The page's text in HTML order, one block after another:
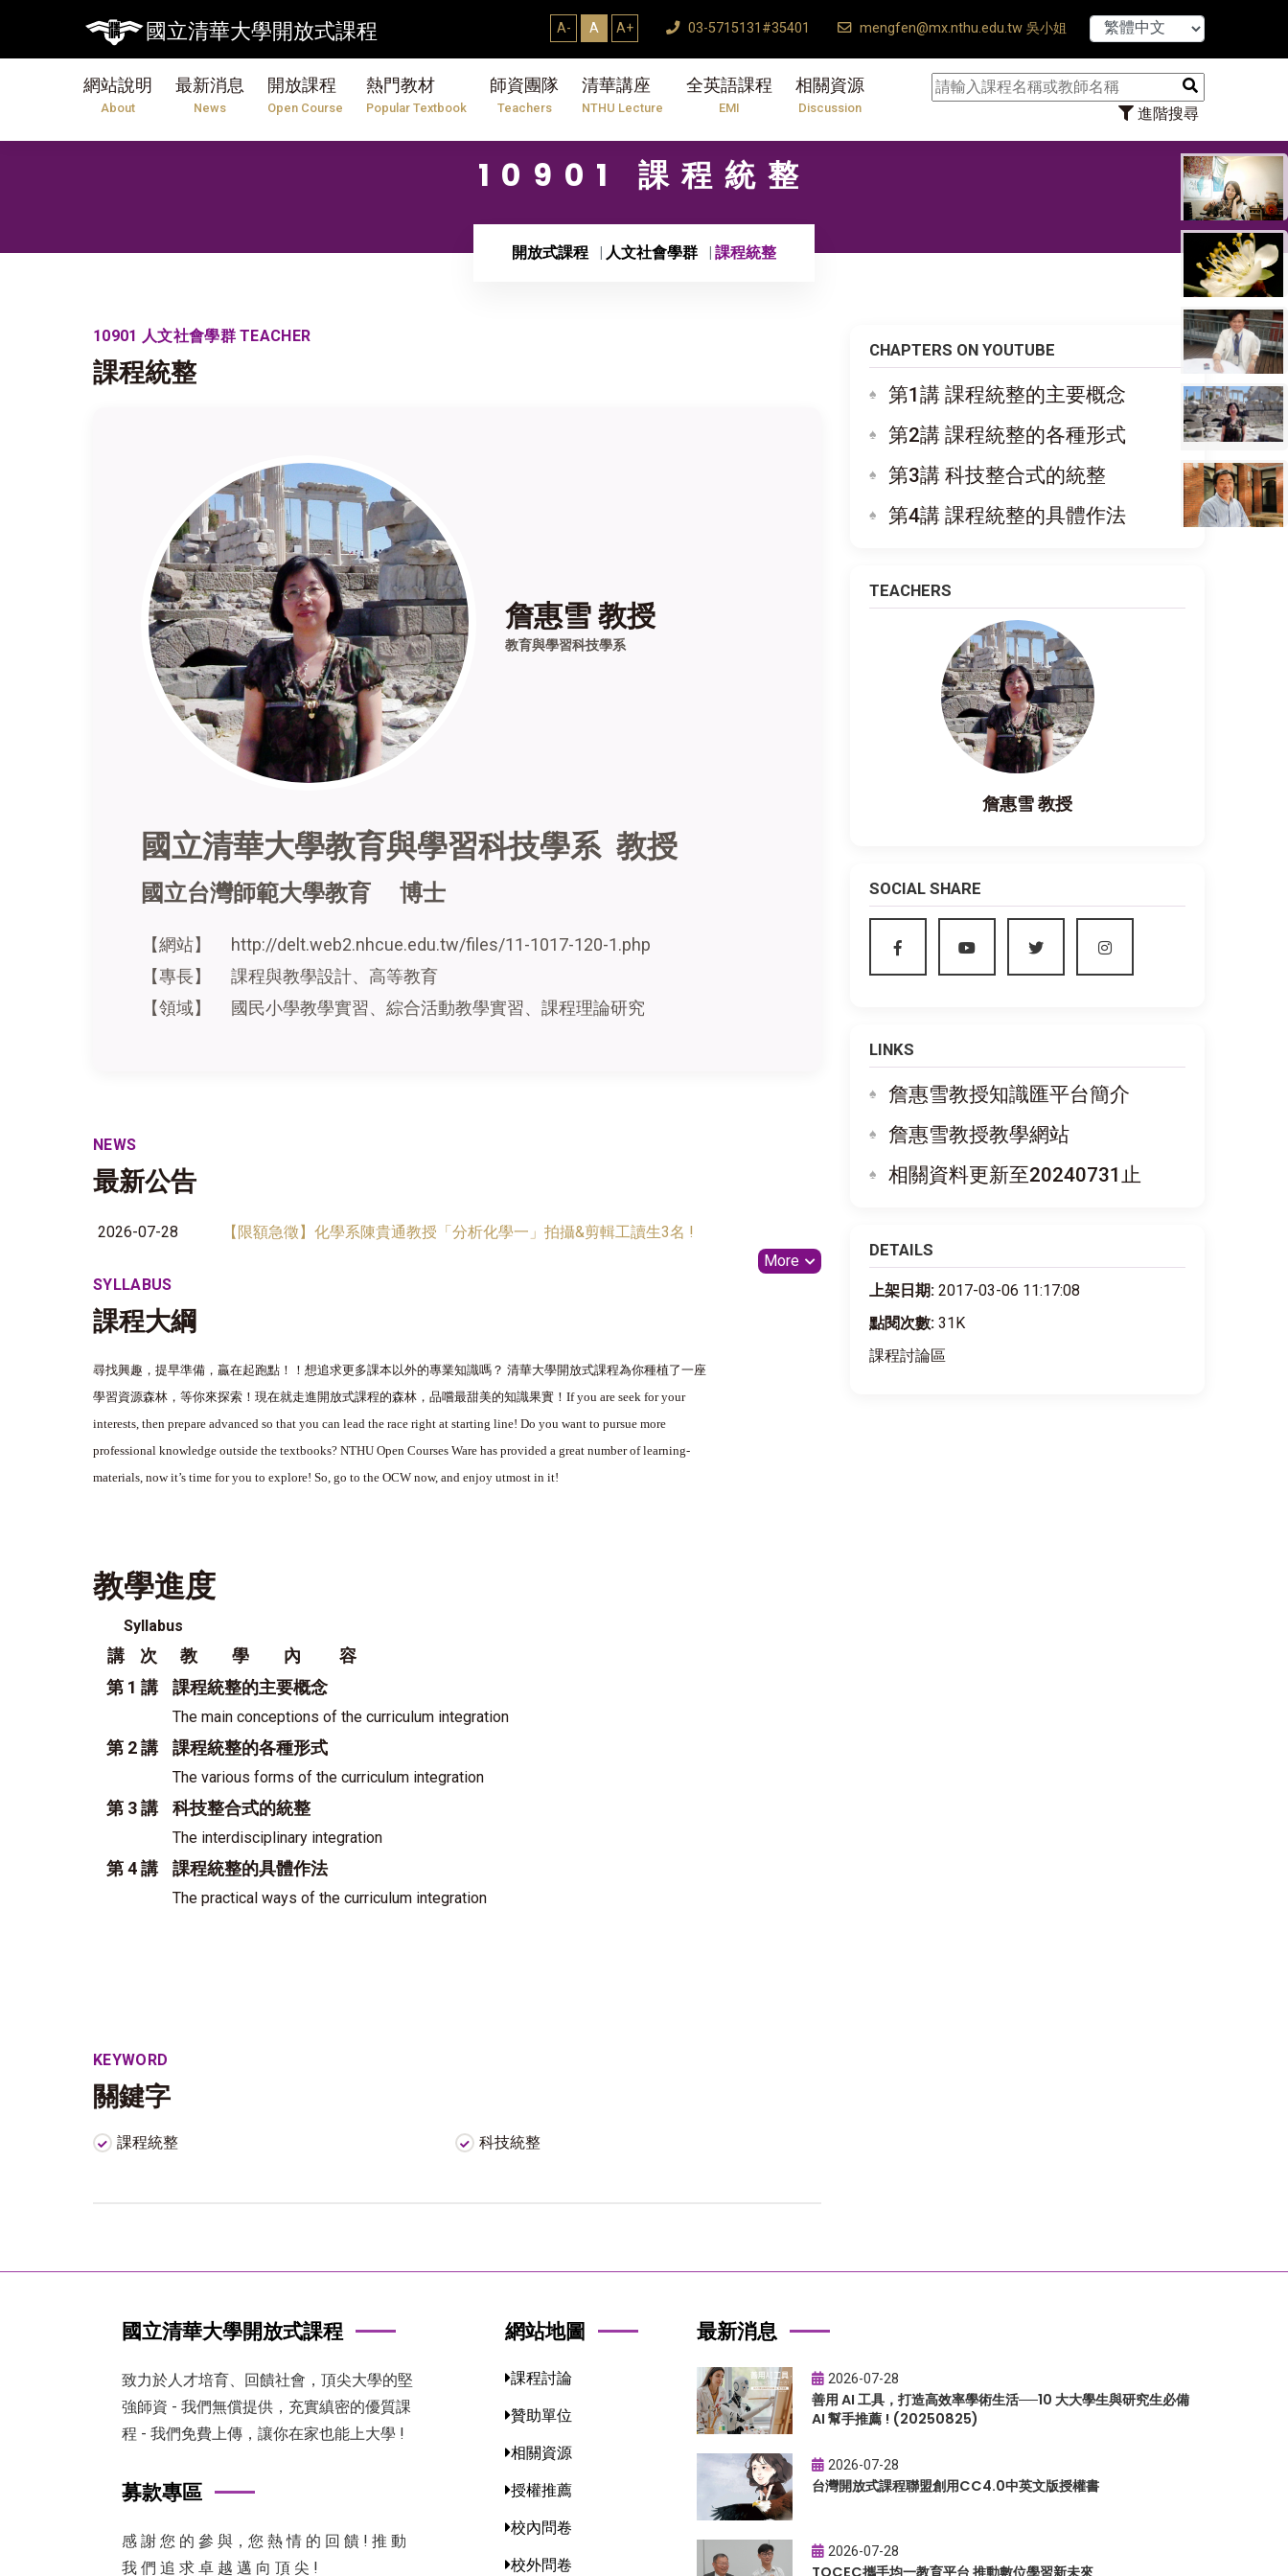
國立清華大學開放式課程 A- A A+ 03-5715131#35401 mengfen@mx.nthu.edu.tw 吳小姐
網站說明
About
最新消息
News
開放課程
Open Course
熱門教材
Popular Textbook
師資團隊
Teachers
清華講座
NTHU Lecture
全英語課程
EMI
相關資源
Discussion 進階搜尋
【7/31】114學
10901 課程統整
開放式課程 人文社會學群 課程統整
10901 人文社會學群 TEACHER
課程統整
詹惠雪 教授
教育與學習科技學系
國立清華大學教育與學習科技學系 教授
國立台灣師範大學教育 博士
【網站】 http://delt.web2.nhcue.edu.tw/files/11-1017-120-1.php
【專長】
課程與教學設計、高等教育
【領域】
國民小學教學實習、綜合活動教學實習、課程理論研究
NEWS
最新公告
2026-07-28
【限額急徵】化學系陳貴通教授「分析化學一」拍攝&剪輯工讀生3名 !
More
SYLLABUS
課程大綱
尋找興趣，提早準備，贏在起跑點！！想追求更多課本以外的專業知識嗎？ 清華大學開放式課程為你種植了一座
學習資源森林，等你來探索！現在就走進開放式課程的森林，品嚐最甜美的知識果實！ If you are seek for your
interests, then prepare advanced so that you can lead the race right at starting line! Do you want to pursue more
professional knowledge outside the textbooks? NTHU Open Courses Ware has provided a great number of learning-
materials, now it’s time for you to explore! So, go to the OCW now, and enjoy utmost in it!
教學進度
Syllabus
講 次
教 學 內 容
第 1 講
課程統整的主要概念
The main conceptions of the curriculum integration
第 2 講 課程統整的各種形式
The various forms of the curriculum integration
第 3 講 科技整合式的統整
The interdisciplinary integration
第 4 講 課程統整的具體作法
The practical ways of the curriculum integration
KEYWORD
關鍵字
課程統整 科技統整
CHAPTERS ON YOUTUBE
第1講 課程統整的主要概念
第2講 課程統整的各種形式
第3講 科技整合式的統整
第4講 課程統整的具體作法
TEACHERS
詹惠雪 教授
SOCIAL SHARE
LINKS
詹惠雪教授知識匯平台簡介
詹惠雪教授教學網站
相關資料更新至20240731止
DETAILS
上架日期: 2017-03-06 11:17:08
點閱次數: 31K
課程討論區
國立清華大學開放式課程
致力於人才培育、回饋社會，頂尖大學的堅
強師資 - 我們無償提供，充實縝密的優質課
程 - 我們免費上傳，讓你在家也能上大學 !
募款專區
感 謝 您 的 參 與，您 熱 情 的 回 饋 ! 推 動
我 們 追 求 卓 越 邁 向 頂 尖 !
網站地圖
課程討論
贊助單位
相關資源
授權推薦
校內問卷
校外問卷
最新消息
2026-07-28
善用 AI 工具，打造高效率學術生活──10 大大學生與研究生必備
AI 幫手推薦 ! (20250825)
2026-07-28
台灣開放式課程聯盟創用CC4.0中英文版授權書
2026-07-28
TOCEC攜手均一教育平台 推動數位學習新未來